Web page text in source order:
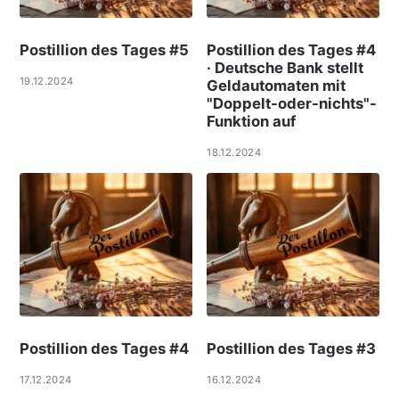
Postillion des Tages #5
19.12.2024
Postillion des Tages #4
· Deutsche Bank stellt
Geldautomaten mit
"Doppelt-oder-nichts"-
Funktion auf
18.12.2024
Postillion des Tages #4
17.12.2024
Postillion des Tages #3
16.12.2024